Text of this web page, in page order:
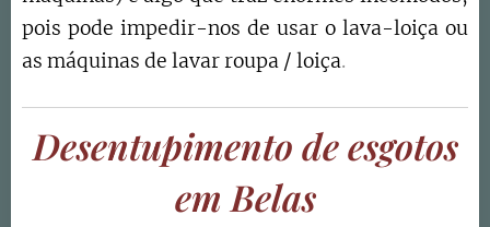
pois pode impedir-nos de usar o lava-loiça ou
as máquinas de lavar roupa / loiça.
Desentupimento de esgotos
em Belas